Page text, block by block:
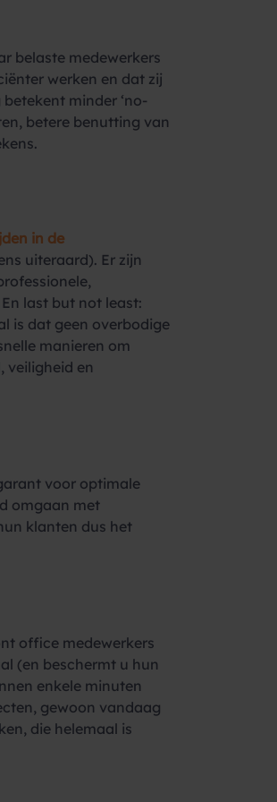
belaste medewerkers
werken en dat zij
minder ‘no-
betere benutting van
in de
uiteraard). Er zijn
last but not least:
is dat geen overbodige
manieren om
veiligheid en
voor optimale
omgaan met
klanten dus het
office medewerkers
(en beschermt u hun
enkele minuten
gewoon vandaag
die helemaal is